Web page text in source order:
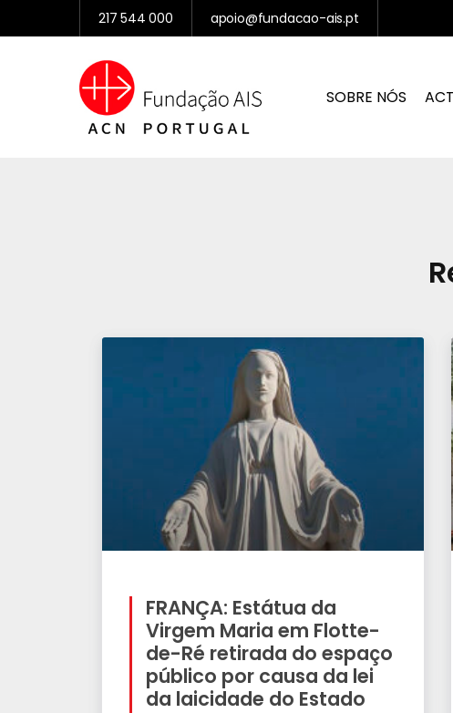
217 544 000 apoio@fundacao-ais.pt
SOBRE NÓS
FRANÇA: Estátua da
Virgem Maria em Flotte-
de-Ré retirada do espaço
público por causa da lei
da laicidade do Estado